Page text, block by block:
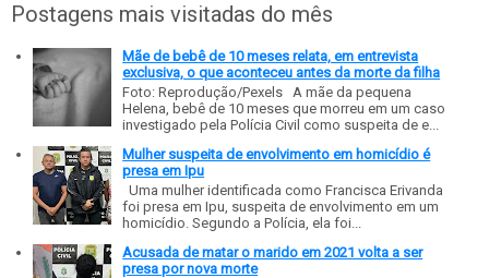
Postagens mais visitadas do mês
Mãe de bebê de 10 meses relata, em entrevista
exclusiva, o que aconteceu antes da morte da filha
Foto: Reprodução/Pexels A mãe da pequena
Helena, bebê de 10 meses que morreu em um caso
investigado pela Polícia Civil como suspeita de e...
Mulher suspeita de envolvimento em homicídio é
presa em Ipu
Uma mulher identificada como Francisca Erivanda
foi presa em Ipu, suspeita de envolvimento em um
homicídio. Segundo a Polícia, ela foi...
Acusada de matar o marido em 2021 volta a ser
presa por nova morte